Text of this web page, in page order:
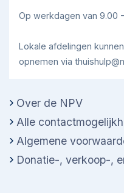
Op werkdagen van 9.00 -
Lokale afdelingen
opnemen via
Over de NPV
Alle
Algemene
Donatie-, verkoop-,